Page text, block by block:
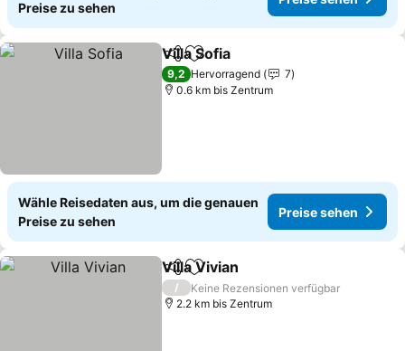
Preise zu sehen
TeilenZu Favoriten hinzufügen
Villa Sofia
9,2 Hervorragend
7
0.6 km bis Zentrum
Wähle Reisedaten aus, um die genauen
Preise zu sehen
Preise sehen
TeilenZu Favoriten hinzufügen
Villa Vivian
/
Keine Rezensionen verfügbar
2.2 km bis Zentrum